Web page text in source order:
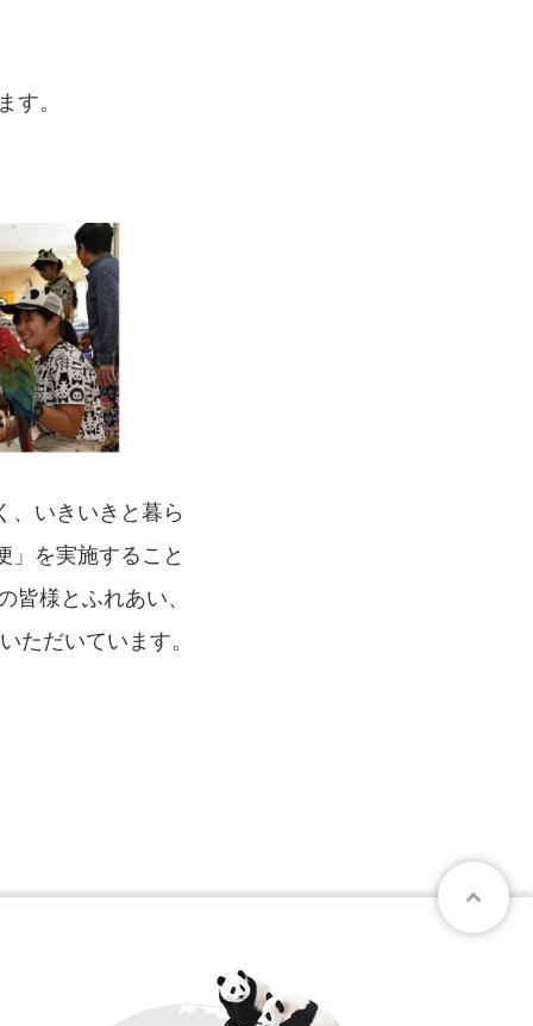
す。
、いきいきと暮ら
」を実施すること
皆様とふれあい、
ただいています。